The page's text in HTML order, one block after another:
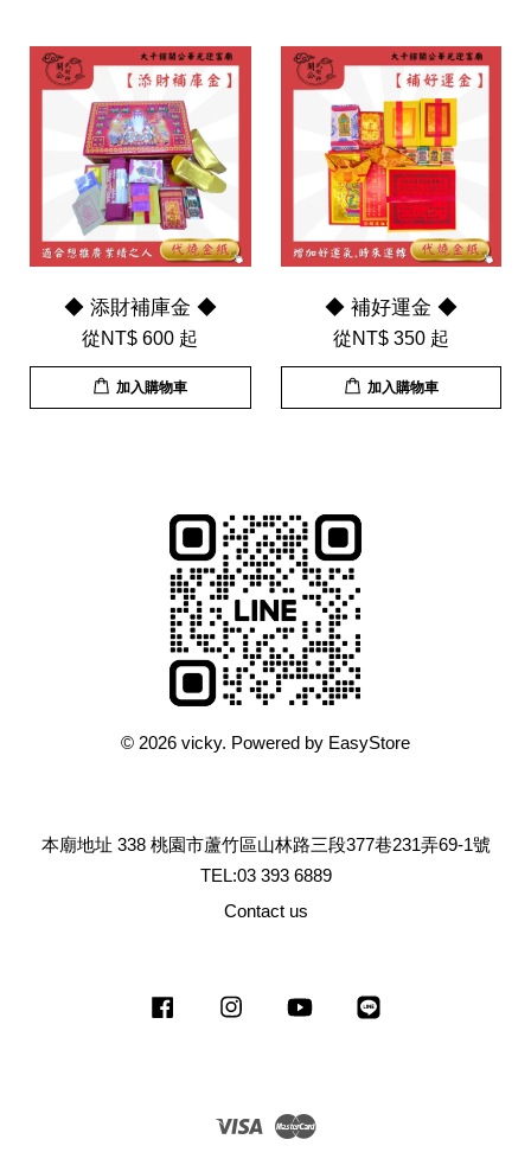
◆ 添財補庫金 ◆
從NT$ 600 起
加入購物車
◆ 補好運金 ◆
從NT$ 350 起
加入購物車
© 2026 vicky. Powered by EasyStore
本廟地址 338 桃園市蘆竹區山林路三段377巷231弄69-1號
TEL:03 393 6889
Contact us
Facebook Instagram YouTube
Visa